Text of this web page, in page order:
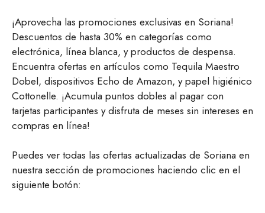
¡Aprovecha las promociones exclusivas en Soriana!
Descuentos de hasta 30% en categorías como
electrónica, línea blanca, y productos de despensa.
Encuentra ofertas en artículos como Tequila Maestro
Dobel, dispositivos Echo de Amazon, y papel higiénico
Cottonelle. ¡Acumula puntos dobles al pagar con
tarjetas participantes y disfruta de meses sin intereses en
compras en línea!
Puedes ver todas las ofertas actualizadas de Soriana en
nuestra sección de promociones haciendo clic en el
siguiente botón: